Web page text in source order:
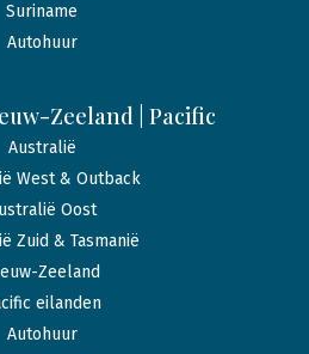
Suriname
Autohuur
Zeeland | Pacific
Australië
West & Outback
Oost
Zuid & Tasmanië
Zeeland
eilanden
Autohuur